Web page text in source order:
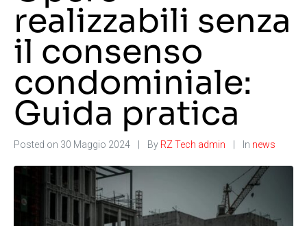
realizzabili senza
il consenso
condominiale:
Guida pratica
Posted on 30 Maggio 2024 By RZ Tech admin In news